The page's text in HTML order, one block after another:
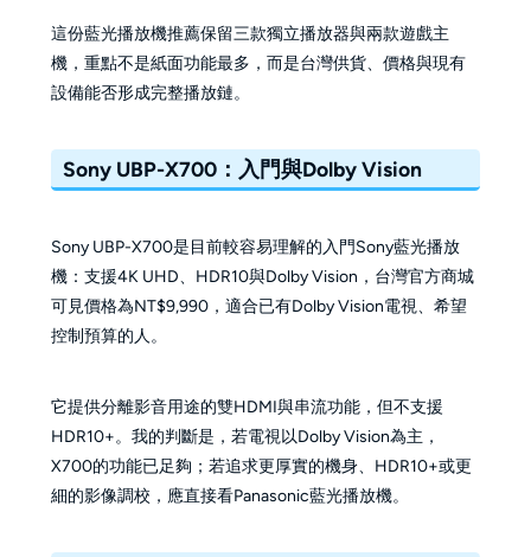
這份藍光播放機推薦保留三款獨立播放器與兩款遊戲主
機，重點不是紙面功能最多，而是台灣供貨、價格與現有
設備能否形成完整播放鏈。
Sony UBP-X700：入門與Dolby Vision
Sony UBP-X700是目前較容易理解的入門Sony藍光播放
機：支援4K UHD、HDR10與Dolby Vision，台灣官方商城
可見價格為NT$9,990，適合已有Dolby Vision電視、希望
控制預算的人。
它提供分離影音用途的雙HDMI與串流功能，但不支援
HDR10+。我的判斷是，若電視以Dolby Vision為主，
X700的功能已足夠；若追求更厚實的機身、HDR10+或更
細的影像調校，應直接看Panasonic藍光播放機。